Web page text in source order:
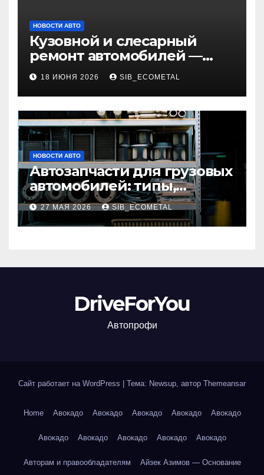
НОВОСТИ АВТО
Кузовной и слесарный
ремонт автомобилей —
наличие оригинальных
запчастей и типичные
сроки выполнения работ
18 ИЮНЯ 2026 SIB_ECOMETAL
НОВОСТИ АВТО
Автозапчасти для грузовых
автомобилей: типы,
совместимость и критерии
подбора
27 МАЯ 2026 SIB_ECOMETAL
DriveForYou
Автопрофи
Сайт работает на WordPress Тема: Newsup, автор Themeansar
Home Авокадо Авокадо Авокадо Авокадо Авокадо
Авокадо Авокадо Авокадо Авокадо Авокадо
Авторам и правообладателям Айзек Азимов — Основание